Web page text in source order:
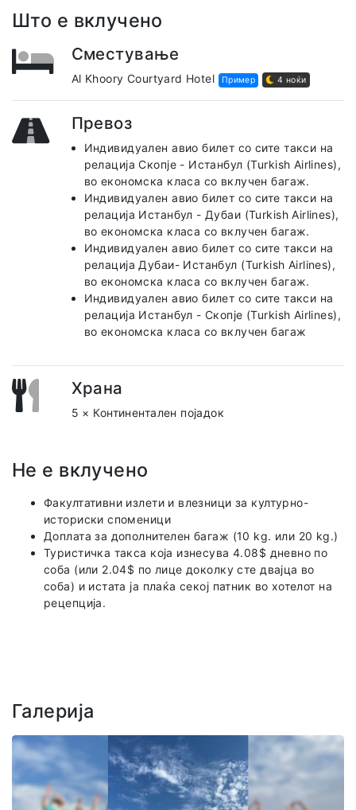
Што е вклучено
Сместување
Al Khoory Courtyard Hotel Пример 4 ноќи
Превоз
Индивидуален авио билет со сите такси на
релација Скопје - Истанбул (Turkish Airlines),
во економска класа со вклучен багаж.
Индивидуален авио билет со сите такси на
релација Истанбул - Дубаи (Turkish Airlines),
во економска класа со вклучен багаж.
Индивидуален авио билет со сите такси на
релација Дубаи- Истанбул (Turkish Airlines),
во економска класа со вклучен багаж.
Индивидуален авио билет со сите такси на
релација Истанбул - Скопје (Turkish Airlines),
во економска класа со вклучен багаж
Храна
5 × Континентален појадок
Не е вклучено
Факултативни излети и влезници за културно-
историски споменици
Доплата за дополнителен багаж (10 kg. или 20 kg.)
Туристичка такса која изнесува 4.08$ дневно по
соба (или 2.04$ по лице доколку сте двајца во
соба) и истата ја плаќа секој патник во хотелот на
рецепција.
Галерија